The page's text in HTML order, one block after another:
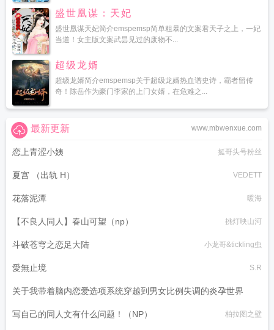
盛世凰谋：天妃
盛世凰谋天妃简介emspemsp简单粗暴的文案君天子之上，一妃
当道！女主版文案武昙见过的废物不...
超级龙婿
超级龙婿简介emspemsp关于超级龙婿热血谱史诗，霸者留传
奇！陈岳作为豪门李家的上门女婿，在危难之...
www.mbwenxue.com
最新更新
恋上青涩小姨 挺哥头号粉丝
夏宫 （出轨 H） VEDETT
花落泥潭 暖海
【不良人同人】春山可望（np） 挑灯映山河
斗破苍穹之恋足大陆 小龙哥&tickling虫
愛無止境 S.R
关于我带着脑内恋爱选项系统穿越到男女比例失调的炎孕世界
黑月何时嚎叫
写自己的同人文有什么问题！（NP） 柏拉图之壁